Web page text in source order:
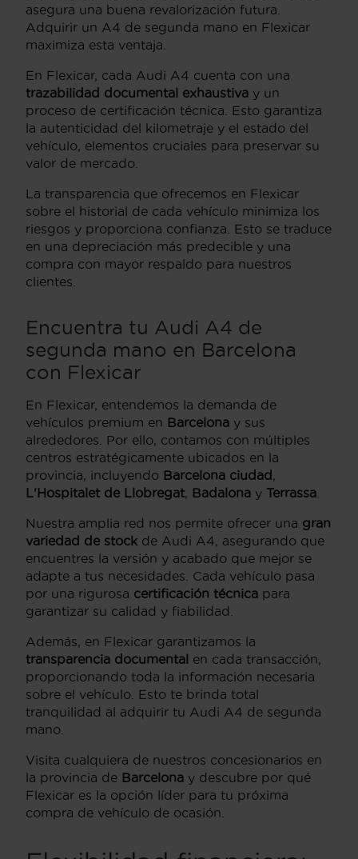
asegura una buena revalorización futura.
Adquirir un A4 de segunda mano en Flexicar
maximiza esta ventaja.
En Flexicar, cada Audi A4 cuenta con una
trazabilidad documental exhaustiva y un
proceso de certificación técnica. Esto garantiza
la autenticidad del kilometraje y el estado del
vehículo, elementos cruciales para preservar su
valor de mercado.
La transparencia que ofrecemos en Flexicar
sobre el historial de cada vehículo minimiza los
riesgos y proporciona confianza. Esto se traduce
en una depreciación más predecible y una
compra con mayor respaldo para nuestros
clientes.
Encuentra tu Audi A4 de
segunda mano en Barcelona
con Flexicar
En Flexicar, entendemos la demanda de
vehículos premium en Barcelona y sus
alrededores. Por ello, contamos con múltiples
centros estratégicamente ubicados en la
provincia, incluyendo Barcelona ciudad ,
L'Hospitalet de Llobregat, Badalona y Terrassa
Nuestra amplia red nos permite ofrecer una gran
variedad de stock de Audi A4, asegurando que
encuentres la versión y acabado que mejor se
adapte a tus necesidades. Cada vehículo pasa
por una rigurosa certificación técnica para
garantizar su calidad y fiabilidad.
Además, en Flexicar garantizamos la
transparencia documental en cada transacción,
proporcionando toda la información necesaria
sobre el vehículo. Esto te brinda total
tranquilidad al adquirir tu Audi A4 de segunda
mano.
Visita cualquiera de nuestros concesionarios en
la provincia de Barcelona y descubre por qué
Flexicar es la opción líder para tu próxima
compra de vehículo de ocasión.